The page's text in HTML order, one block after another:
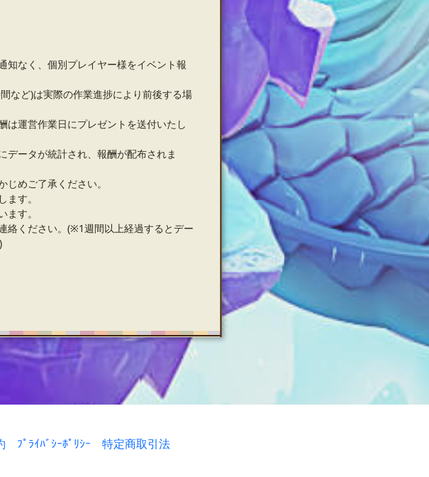
なく、個別プレイヤー様をイベント報
など)は実際の作業進捗により前後する場
運営作業日にプレゼントを送付いたし
ータが統計され、報酬が配布されま
めご了承ください。
す。
す。
絡ください。(※1週間以上経過するとデー
ﾌﾟﾗｲﾊﾞｼｰﾎﾟﾘｼｰ 特定商取引法